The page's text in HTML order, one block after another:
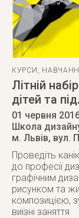
КУРСИ
Літній
дітей та
01 червня
Школа
м. Львів, вул.
Проведіть
до професії
графічним
рисунком та
композицією,
виїзні заняття